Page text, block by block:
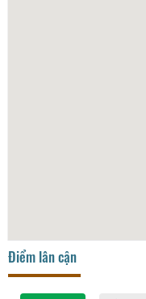
Điểm lân cận